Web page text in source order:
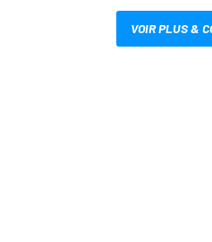
VOIR PLUS &